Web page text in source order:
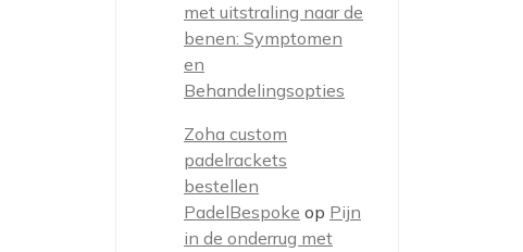
met uitstraling naar de
benen: Symptomen
en
Behandelingsopties
Zoha custom
padelrackets
bestellen
PadelBespoke op Pijn
in de onderrug met